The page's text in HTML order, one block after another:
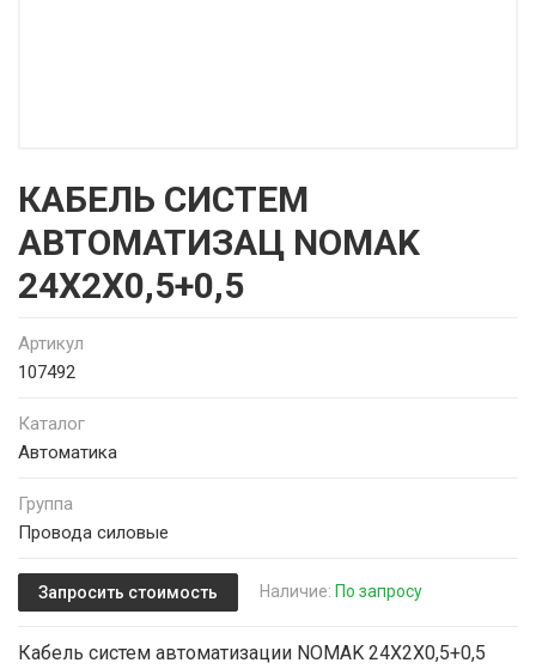
КАБЕЛЬ СИСТЕМ
АВТОМАТИЗАЦ NOMAK
24X2X0,5+0,5
Артикул
107492
Каталог
Автоматика
Группа
Провода силовые
Запросить стоимость Наличие: По запросу
Кабель систем автоматизации NOMAK 24X2X0,5+0,5